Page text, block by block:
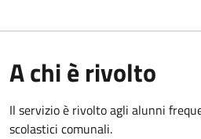
A chi è rivolto
Il servizio è rivolto agli alunni
scolastici comunali.